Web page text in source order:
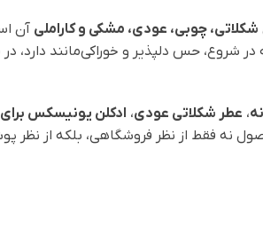
شکلاتی، چوبی، عودی، مشکی و کاراملی آن
شروع، حس دلپذیر و خوراکی‌مانند دارد،
، عطر شکلاتی عودی، ادکلن یونیسکس برای
نه فقط از نظر فروشگاهی، بلکه از